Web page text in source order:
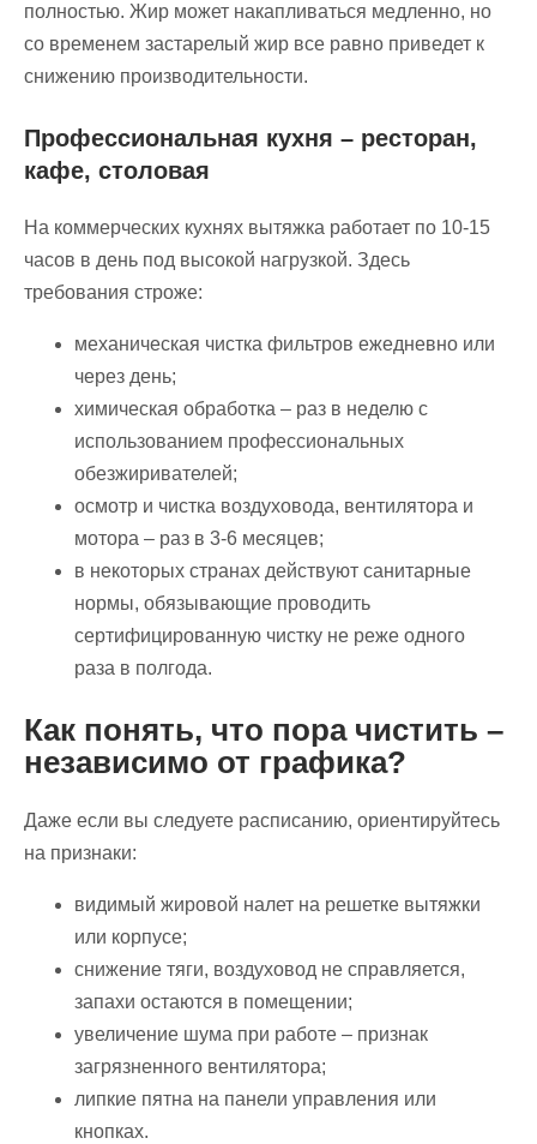
полностью. Жир может накапливаться медленно, но
со временем застарелый жир все равно приведет к
снижению производительности.
Профессиональная кухня – ресторан,
кафе, столовая
На коммерческих кухнях вытяжка работает по 10-15
часов в день под высокой нагрузкой. Здесь
требования строже:
механическая чистка фильтров ежедневно или
через день;
химическая обработка – раз в неделю с
использованием профессиональных
обезжиривателей;
осмотр и чистка воздуховода, вентилятора и
мотора – раз в 3-6 месяцев;
в некоторых странах действуют санитарные
нормы, обязывающие проводить
сертифицированную чистку не реже одного
раза в полгода.
Как понять, что пора чистить –
независимо от графика?
Даже если вы следуете расписанию, ориентируйтесь
на признаки:
видимый жировой налет на решетке вытяжки
или корпусе;
снижение тяги, воздуховод не справляется,
запахи остаются в помещении;
увеличение шума при работе – признак
загрязненного вентилятора;
липкие пятна на панели управления или
кнопках.